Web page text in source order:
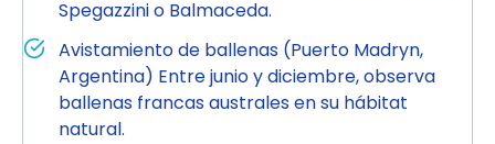
Spegazzini o Balmaceda.
Avistamiento de ballenas (Puerto Madryn,
Argentina) Entre junio y diciembre, observa
ballenas francas australes en su hábitat
natural.